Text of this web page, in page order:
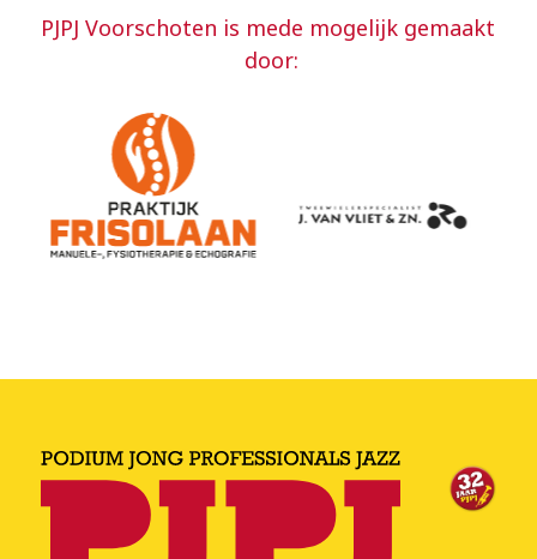
PJPJ Voorschoten is mede mogelijk gemaakt
door: